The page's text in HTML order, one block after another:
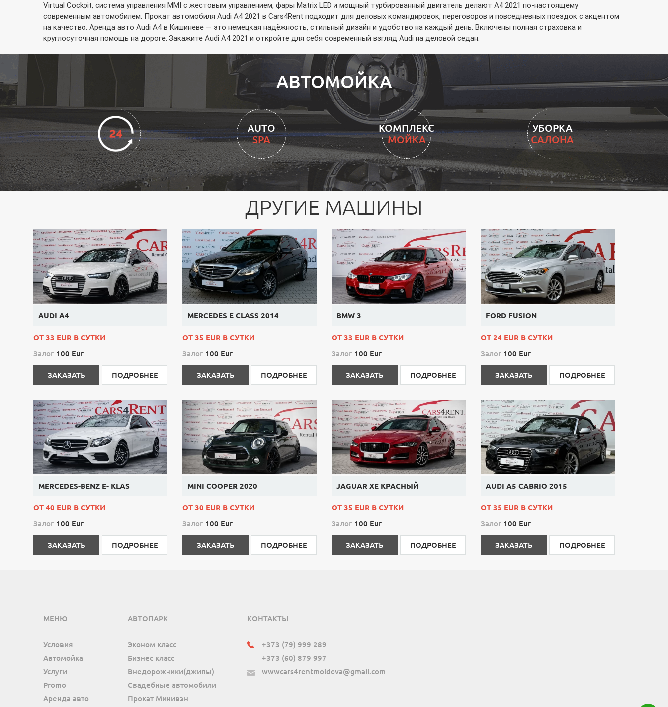
Virtual Cockpit, система управления MMI с жестовым управлением, фары Matrix LED и мощный турбированный двигатель делают A4 2021 по-настоящему
современным автомобилем. Прокат автомобиля Audi A4 2021 в Cars4Rent подходит для деловых командировок, переговоров и повседневных поездок с акцентом
на качество. Аренда авто Audi A4 в Кишиневе — это немецкая надёжность, стильный дизайн и удобство на каждый день. Включены полная страховка и
круглосуточная помощь на дороге. Закажите Audi A4 2021 и откройте для себя современный взгляд Audi на деловой седан.
АВТОМОЙКА
AUTO
SPA
КОМПЛЕКС
МОЙКА
УБОРКА
САЛОНА
ДРУГИЕ МАШИНЫ
AUDI A4
ОТ 33 EUR В СУТКИ
Залог 100 Eur
ЗАКАЗАТЬ ПОДРОБНЕЕ
MERCEDES E CLASS 2014
ОТ 35 EUR В СУТКИ
Залог 100 Eur
ЗАКАЗАТЬ ПОДРОБНЕЕ
BMW 3
ОТ 33 EUR В СУТКИ
Залог 100 Eur
ЗАКАЗАТЬ ПОДРОБНЕЕ
FORD FUSION
ОТ 24 EUR В СУТКИ
Залог 100 Eur
ЗАКАЗАТЬ ПОДРОБНЕЕ
MERCEDES-BENZ E- KLAS
ОТ 40 EUR В СУТКИ
Залог 100 Eur
ЗАКАЗАТЬ ПОДРОБНЕЕ
MINI COOPER 2020
ОТ 30 EUR В СУТКИ
Залог 100 Eur
ЗАКАЗАТЬ ПОДРОБНЕЕ
JAGUAR XE КРАСНЫЙ
ОТ 35 EUR В СУТКИ
Залог 100 Eur
ЗАКАЗАТЬ ПОДРОБНЕЕ
AUDI A5 CABRIO 2015
ОТ 35 EUR В СУТКИ
Залог 100 Eur
ЗАКАЗАТЬ ПОДРОБНЕЕ
МЕНЮ
Условия
Автомойка
Услуги
Promo
Аренда авто
АВТОПАРК
Эконом класс
Бизнес класс
Внедорожники(джипы)
Свадебные автомобили
Прокат Минивэн
КОНТАКТЫ
+373 (79) 999 289
+373 (60) 879 997
wwwcars4rentmoldova@gmail.com